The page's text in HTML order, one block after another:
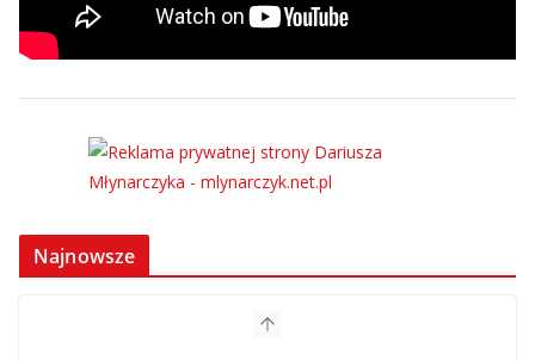
Najnowsze